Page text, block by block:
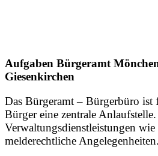
Aufgaben Bürgeramt
Giesenkirchen
Das Bürgeramt – Bürgerbüro
Bürger eine zentrale
Verwaltungsdienstleistungen wie
melderechtliche Angelegenheiten.